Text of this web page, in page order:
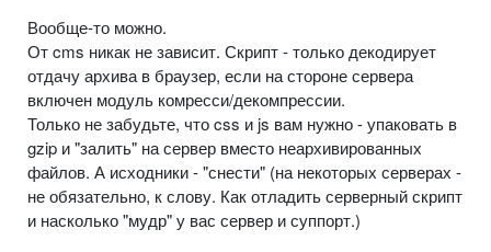
Вообще-то можно.
От cms никак не зависит. Скрипт - только декодирует
отдачу архива в браузер, если на стороне сервера
включен модуль комресси/декомпрессии.
Только не забудьте, что css и js вам нужно - упаковать в
gzip и "залить" на сервер вместо неархивированных
файлов. А исходники - "снести" (на некоторых серверах -
не обязательно, к слову. Как отладить серверный скрипт
и насколько "мудр" у вас сервер и суппорт.)